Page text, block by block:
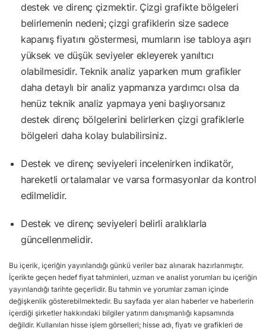
destek ve direnç çizmektir. Çizgi grafikte bölgeleri
belirlemenin nedeni; çizgi grafiklerin size sadece
kapanış fiyatını göstermesi, mumların ise tabloya aşırı
yüksek ve düşük seviyeler ekleyerek yanıltıcı
olabilmesidir. Teknik analiz yaparken mum grafikler
daha detaylı bir analiz yapmanıza yardımcı olsa da
henüz teknik analiz yapmaya yeni başlıyorsanız
destek direnç bölgelerini belirlerken çizgi grafiklerle
bölgeleri daha kolay bulabilirsiniz.
Destek ve direnç seviyeleri incelenirken indikatör,
hareketli ortalamalar ve varsa formasyonlar da kontrol
edilmelidir.
Destek ve direnç seviyeleri belirli aralıklarla
güncellenmelidir.
Bu içerik, içeriğin yayınlandığı günkü veriler baz alınarak hazırlanmıştır.
İçerikte geçen hedef fiyat tahminleri, uzman ve analist yorumları bu içeriğin
yayınlandığı tarihte geçerlidir. Bu tahmin ve yorumlar zaman içinde
değişkenlik gösterebilmektedir. Bu sayfada yer alan haberler ve haberlerin
içerdiği şirketler hakkındaki bilgiler yatırım danışmanlığı kapsamında
değildir. Kullanılan hisse işlem görselleri; hisse adı, fiyatı ve grafikleri de